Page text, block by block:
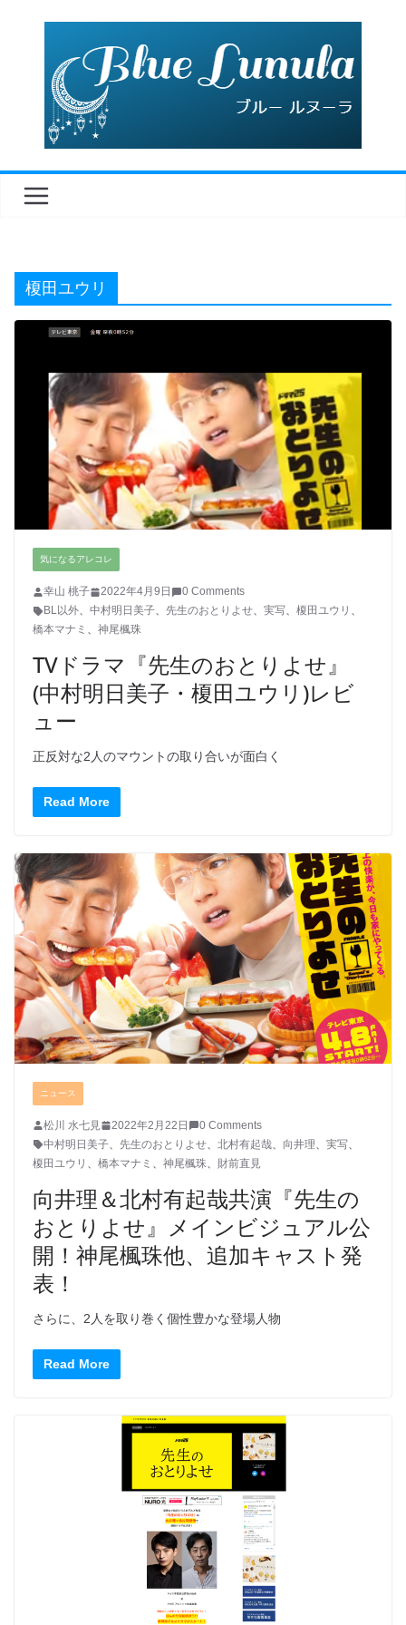
榎田ユウリ
気になるアレコレ
幸山 桃子 2022年4月9日
0 Comments
BL以外、 中村明日美子、 先生のおとりよせ、 実写、 榎田ユウリ 、
橋本マナミ 、 神尾楓珠
TVドラマ『先生のおとりよせ』
(中村明日美子・榎田ユウリ)レビ
ュー
正反対な2人のマウントの取り合いが面白く
Read More
ニュース
松川 水七見 2022年2月22日
0 Comments
中村明日美子
先生のおとりよせ 北村有起哉 向井理 実写
榎田ユウリ
橋本マナミ 神尾楓珠 財前直見
向井理＆北村有起哉共演『先生の
おとりよせ』メインビジュアル公
開！神尾楓珠他、追加キャスト発
表！
さらに、2人を取り巻く個性豊かな登場人物
Read More